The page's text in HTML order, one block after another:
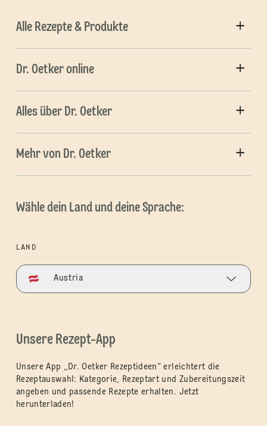
Alle Rezepte & Produkte
Dr. Oetker online
Alles über Dr. Oetker
Mehr von Dr. Oetker
Wähle dein Land und deine Sprache:
LAND
Austria
Unsere Rezept-App
Unsere App „Dr. Oetker Rezeptideen“ erleichtert die
Rezeptauswahl: Kategorie, Rezeptart und Zubereitungszeit
angeben und passende Rezepte erhalten. Jetzt
herunterladen!